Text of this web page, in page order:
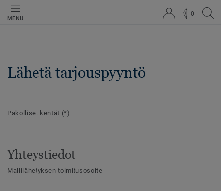
MENU
0
Lähetä tarjouspyyntö
Pakolliset kentät (*)
Yhteystiedot
Mallilähetyksen toimitusosoite